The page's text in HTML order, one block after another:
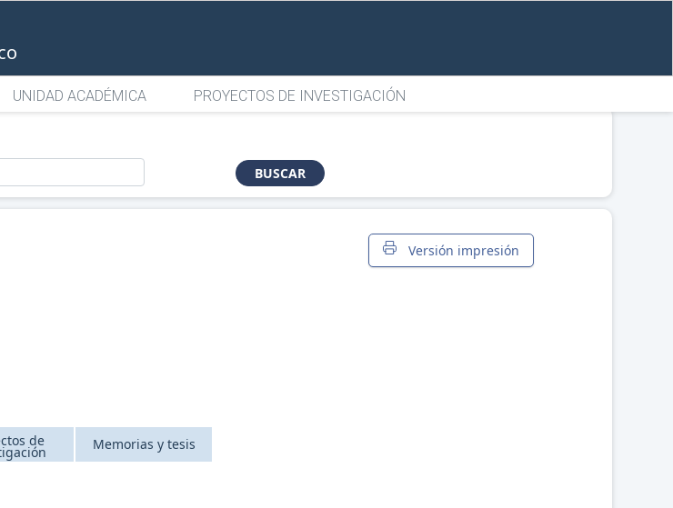
UNIDAD ACADÉMICA PROYECTOS DE INVESTIGACIÓN
BUSCAR
Versión impresión
de Memorias y tesis